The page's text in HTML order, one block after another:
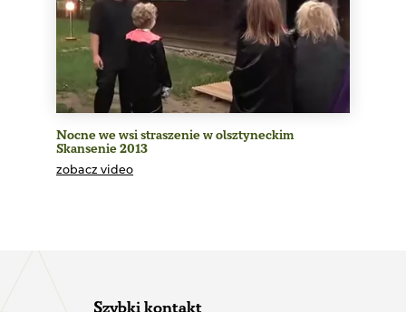
Nocne we wsi straszenie w olsztyneckim
Skansenie 2013
zobacz video
Szybki kontakt